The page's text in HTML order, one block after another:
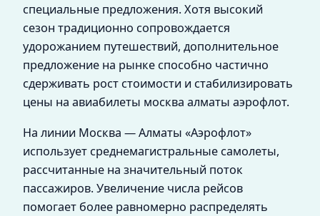
специальные предложения. Хотя высокий
сезон традиционно сопровождается
удорожанием путешествий, дополнительное
предложение на рынке способно частично
сдерживать рост стоимости и стабилизировать
цены на авиабилеты москва алматы аэрофлот.
На линии Москва — Алматы «Аэрофлот»
использует среднемагистральные самолеты,
рассчитанные на значительный поток
пассажиров. Увеличение числа рейсов
помогает более равномерно распределять